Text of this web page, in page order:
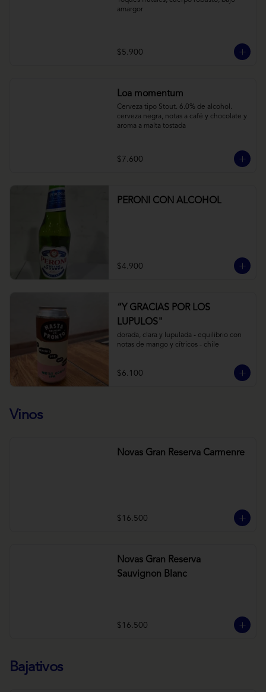
amargor
$5.900
Loa momentum
Cerveza tipo Stout. 6.0% de alcohol.
cerveza negra, notas a café y chocolate y
aroma a malta tostada
$7.600
PERONI CON ALCOHOL
$4.900
“Y GRACIAS POR LOS
LUPULOS"
dorada, clara y lupulada - equilibrio con
notas de mango y cítricos - chile
$6.100
Vinos
Novas Gran Reserva Carmenre
$16.500
Novas Gran Reserva
Sauvignon Blanc
$16.500
Bajativos